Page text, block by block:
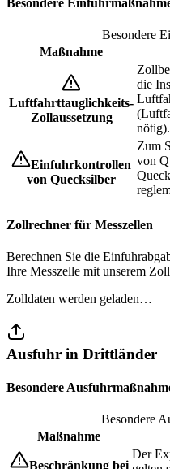
Besondere
Besondere
Maßnahme
Luftfahrttauglichkeits-
Zollaussetzung
die
nötig).
Einfuhrkontrollen
von Quecksilber
Zum
von
Zollrechner für Messzellen
Berechnen Sie die
Ihre Messzelle mit unserem
Zolldaten werden geladen…
Ausfuhr in Drittländer
Besondere
Besondere
Maßnahme
Beschränkung bei
Der